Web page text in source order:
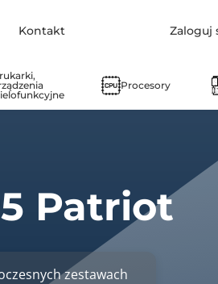
Kontakt Zaloguj
Procesory
Patriot
zestawach